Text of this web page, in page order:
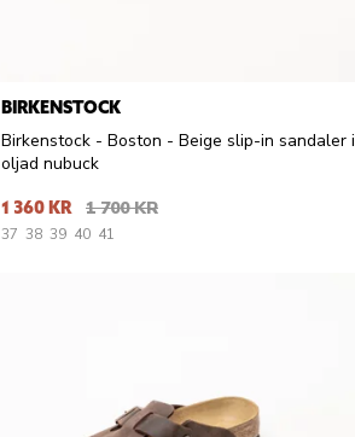
BIRKENSTOCK
Birkenstock - Boston - Beige slip-in sandaler i
oljad nubuck
1 360 KR 1 700 KR
37 38 39 40 41